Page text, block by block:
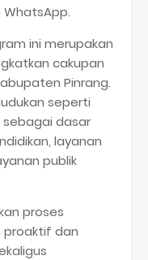
WhatsApp.
ini merupakan
cakupan
Pinrang.
seperti
dasar
layanan
publik
proses
proaktif dan